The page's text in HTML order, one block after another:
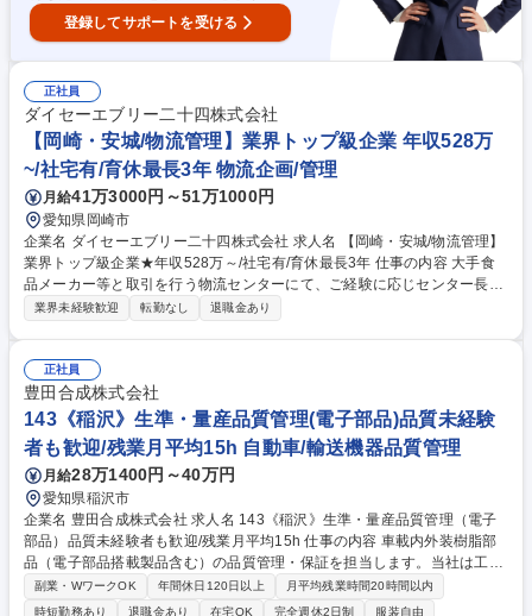
登録してサポートを受ける
正社員
ダイセーエブリー二十四株式会社
【岡崎・安城/物流管理】業界トップ級企業 年収528万
~/社宅有/育休最長3年 物流企画/管理
月給41万3000円～51万1000円
愛知県岡崎市
企業名 ダイセーエブリー二十四株式会社 求人名 【岡崎・安城/物流管理】
業界トップ級企業★年収528万～/社宅有/育休最長3年 仕事の内容 大手食
品メーカー等と取引を行う物流センターにて、ご経験に応じセンター長、
物流企画、倉庫管理、運送管理等をお任せします。将来の上場を見据え、
計、動線改善や、リソースの最適配分をご担当いただきます。近年はAI等
を活用した業務改善も積極的に進めています。 募集職種 【岡崎・安城/物
流管理】業界トップ級企業★年収528万～/社宅有/育休最長3年
業界未経験歓迎 転勤なし 退職金あり
正社員
豊田合成株式会社
143《稲沢》生準・量産品質管理(電子部品)品質未経験
者も歓迎/残業月平均15h 自動車/輸送機器品質管理
月給28万1400円～40万円
愛知県稲沢市
企業名 豊田合成株式会社 求人名 143《稲沢》生準・量産品質管理（電子
部品）品質未経験者も歓迎/残業月平均15h 仕事の内容 車載内外装樹脂部
品（電子部品搭載製品含む）の品質管理・保証を担当します。当社は工場
付の品質管理でなく、製品付の品質管理の為電子部品製品の専門性を高め
様々な工場を見ることが出来ます。 【具体的には】 ■製品監査：顧客との
副業・WワークOK 年間休日120日以上
月平均残業時間20時間以内
時短勤務あり
退職金あり 在宅OK 完全週休2日制 服装自由